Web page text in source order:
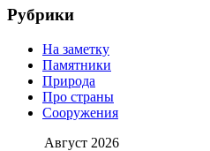
Рубрики
На заметку
Памятники
Природа
Про страны
Сооружения
Август 2026